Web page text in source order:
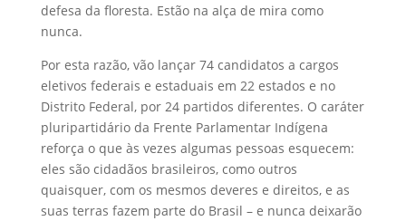
defesa da floresta. Estão na alça de mira como
nunca.
Por esta razão, vão lançar 74 candidatos a cargos
eletivos federais e estaduais em 22 estados e no
Distrito Federal, por 24 partidos diferentes. O caráter
pluripartidário da Frente Parlamentar Indígena
reforça o que às vezes algumas pessoas esquecem:
eles são cidadãos brasileiros, como outros
quaisquer, com os mesmos deveres e direitos, e as
suas terras fazem parte do Brasil – e nunca deixarão